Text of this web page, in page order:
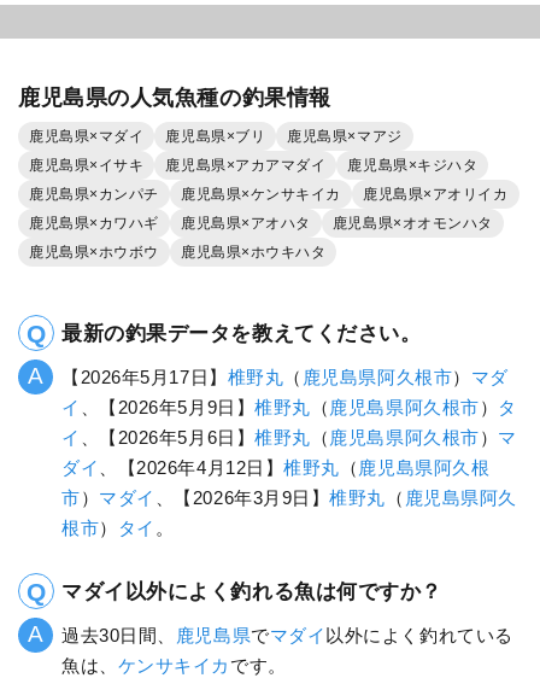
鹿児島県の人気魚種の釣果情報
鹿児島県×マダイ 鹿児島県×ブリ
鹿児島県×マアジ
鹿児島県×イサキ
鹿児島県×アカアマダイ
鹿児島県×キジハタ
鹿児島県×カンパチ
鹿児島県×ケンサキイカ
鹿児島県×アオリイカ
鹿児島県×カワハギ
鹿児島県×アオハタ
鹿児島県×オオモンハタ
鹿児島県×ホウボウ
鹿児島県×ホウキハタ
最新の釣果データを教えてください。
【2026年5月17日】 椎野丸 （ 鹿児島県阿久根市） マダ
イ
、【2026年5月9日】椎野丸 （ 鹿児島県阿久根市） タ
イ
、【2026年5月6日】椎野丸 （ 鹿児島県阿久根市） マ
ダイ
、【2026年4月12日】椎野丸 （ 鹿児島県阿久根
市） マダイ 、【2026年3月9日】椎野丸 （ 鹿児島県阿久
根市） タイ 。
マダイ以外によく釣れる魚は何ですか？
過去30日間、 鹿児島県でマダイ 以外によく釣れている
魚は、 ケンサキイカ です。